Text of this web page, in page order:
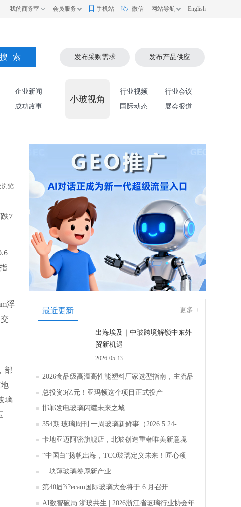
我的商务室 会员服务 手机站 微信 网站导航 English
搜索 发布采购需求 发布产品供应
企业新闻
成功故事
小玻视角
行业视频
行业会议
国际动态
展会报道
最近更新 更多 +
出海埃及｜中玻跨境解锁中东外
贸新机遇
2026-05-13
2026食品级高温高性能塑料厂家选型指南，主流品
牌全面解析评测
总投资3亿元！亚玛顿这个项目正式投产
邯郸发电玻璃闪耀未来之城
354期 玻璃周刊 一周玻璃新鲜事（2026.5.24-
2026.5.30）
卡地亚迈阿密旗舰店，北玻创造重奢唯美新意境
“中国白”扬帆出海，TCO玻璃定义未来！匠心领
航，淄博新材料产业聚势成峰
一块薄玻璃卷厚新产业
第40届?i?ecam国际玻璃大会将于 6 月召开
AI数智破局 浙玻共生 | 2026浙江省玻璃行业协会年
浏览
7
浮
部
璃